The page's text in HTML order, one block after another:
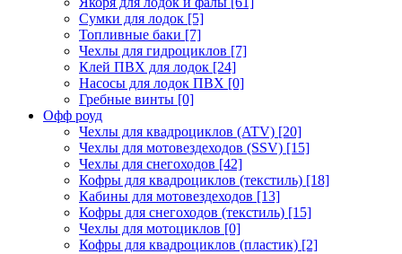
Сумки для лодок [5]
Топливные баки [7]
Чехлы для гидроциклов [7]
Клей ПВХ для лодок [24]
Насосы для лодок ПВХ [0]
Гребные винты [0]
Офф роуд
Чехлы для квадроциклов (ATV) [20]
Чехлы для мотовездеходов (SSV) [15]
Чехлы для снегоходов [42]
Кофры для квадроциклов (текстиль) [18]
Кабины для мотовездеходов [13]
Кофры для снегоходов (текстиль) [15]
Чехлы для мотоциклов [0]
Кофры для квадроциклов (пластик) [2]